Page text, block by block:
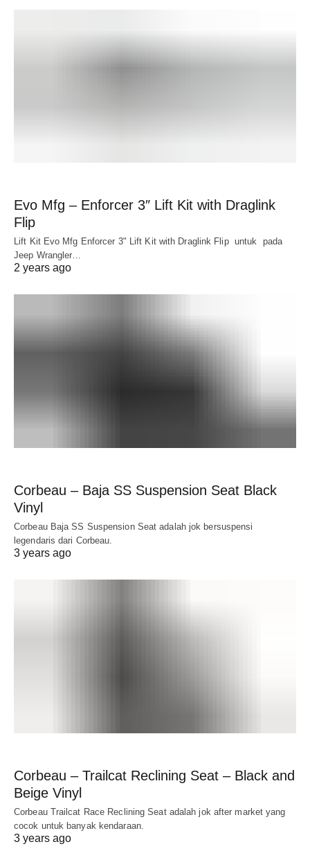
Evo Mfg – Enforcer 3″ Lift Kit with Draglink
Flip
Lift Kit Evo Mfg Enforcer 3" Lift Kit with Draglink Flip untuk pada
Jeep Wrangler…
2 years ago
Corbeau – Baja SS Suspension Seat Black
Vinyl
Corbeau Baja SS Suspension Seat adalah jok bersuspensi
legendaris dari Corbeau.
3 years ago
Corbeau – Trailcat Reclining Seat – Black and
Beige Vinyl
Corbeau Trailcat Race Reclining Seat adalah jok after market yang
cocok untuk banyak kendaraan.
3 years ago